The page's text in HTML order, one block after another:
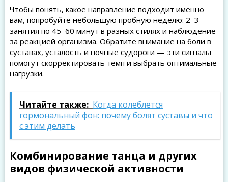
Чтобы понять, какое направление подходит именно
вам, попробуйте небольшую пробную неделю: 2–3
занятия по 45–60 минут в разных стилях и наблюдение
за реакцией организма. Обратите внимание на боли в
суставах, усталость и ночные судороги — эти сигналы
помогут скорректировать темп и выбрать оптимальные
нагрузки.
Читайте также: Когда колеблется
гормональный фон: почему болят суставы и что
с этим делать
Комбинирование танца и других
видов физической активности